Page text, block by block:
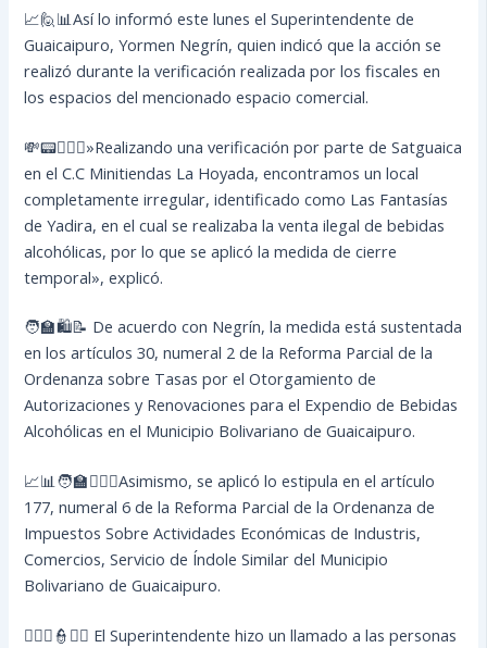
📈🙋📊Así lo informó este lunes el Superintendente de
Guaicaipuro, Yormen Negrín, quien indicó que la acción se
realizó durante la verificación realizada por los fiscales en
los espacios del mencionado espacio comercial.
💸📟🙋🏿‍♂️»Realizando una verificación por parte de Satguaica
en el C.C Minitiendas La Hoyada, encontramos un local
completamente irregular, identificado como Las Fantasías
de Yadira, en el cual se realizaba la venta ilegal de bebidas
alcohólicas, por lo que se aplicó la medida de cierre
temporal», explicó.
🧑‍🏫🛍️📝 De acuerdo con Negrín, la medida está sustentada
en los artículos 30, numeral 2 de la Reforma Parcial de la
Ordenanza sobre Tasas por el Otorgamiento de
Autorizaciones y Renovaciones para el Expendio de Bebidas
Alcohólicas en el Municipio Bolivariano de Guaicaipuro.
📈📊🧑‍🏫🙋🏿‍♂️Asimismo, se aplicó lo estipula en el artículo
177, numeral 6 de la Reforma Parcial de la Ordenanza de
Impuestos Sobre Actividades Económicas de Industris,
Comercios, Servicio de Índole Similar del Municipio
Bolivariano de Guaicaipuro.
🙋🏼‍♀️👮🧑‍⚖️ El Superintendente hizo un llamado a las personas